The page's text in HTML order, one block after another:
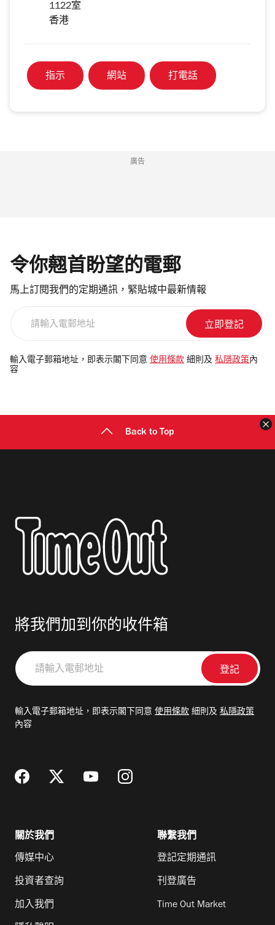
1122室
香港
指示 網站 打電話
廣告
令你翹首盼望的電郵
馬上訂閱我們的定期通訊，緊貼城中最新情報
電
郵
輸入電子郵箱地址，即表示閣下同意 使用條款 細則及 私隱政策 內
容
Back to Top
將我們加到你的收件箱
請
輸
郵
輸入電子郵箱地址，即表示閣下同意 使用條款 細則及 私隱政策
內容
關於我們
傳媒中心
投資者查詢
加入我們
聯繫我們
登記定期通訊
刊登廣告
Time Out Market